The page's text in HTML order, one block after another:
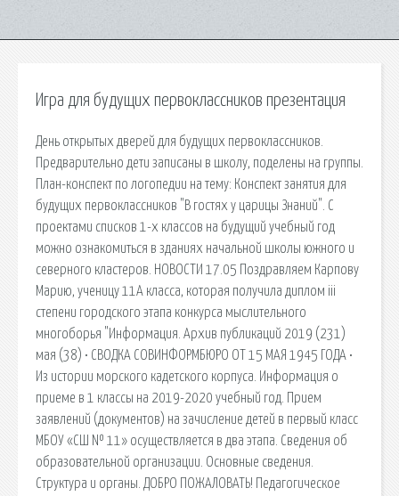
Игра для будущих первоклассников презентация
День открытых дверей для будущих первоклассников.
Предварительно дети записаны в школу, поделены на группы.
План-конспект по логопедии на тему: Конспект занятия для
будущих первоклассников "В гостях у царицы Знаний". С
проектами списков 1-х классов на будущий учебный год
можно ознакомиться в зданиях начальной школы южного и
северного кластеров. НОВОСТИ 17.05 Поздравляем Карпову
Марию, ученицу 11А класса, которая получила диплом iii
степени городского этапа конкурса мыслительного
многоборья "Информация. Архив публикаций 2019 (231)
мая (38) • СВОДКА СОВИНФОРМБЮРО ОТ 15 МАЯ 1945 ГОДА •
Из истории морского кадетского корпуса. Информация о
приеме в 1 классы на 2019-2020 учебный год. Прием
заявлений (документов) на зачисление детей в первый класс
МБОУ «СШ № 11» осуществляется в два этапа. Сведения об
образовательной организации. Основные сведения.
Структура и органы. ДОБРО ПОЖАЛОВАТЬ! Педагогическое